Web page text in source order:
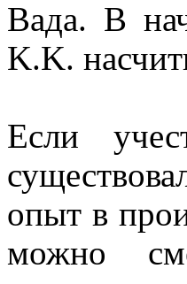
Вада. В
K.K.
Если
опыт в
можно